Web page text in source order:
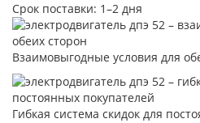
Срок поставки: 1–2 дня
Взаимовыгодные условия для
Гибкая система скидок для